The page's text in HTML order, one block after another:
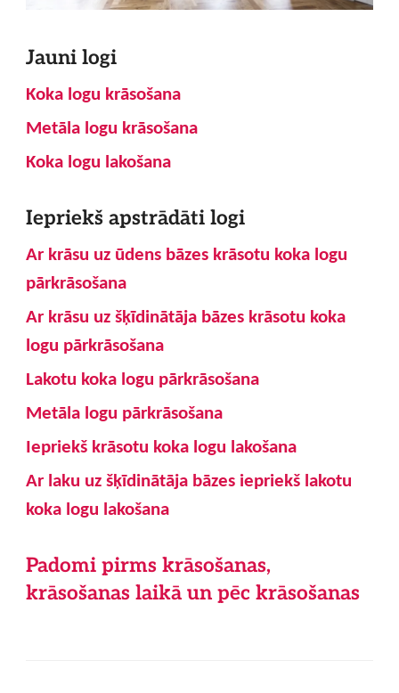
Jauni logi
Koka logu krāsošana
Metāla logu krāsošana
Koka logu lakošana
Iepriekš apstrādāti logi
Ar krāsu uz ūdens bāzes krāsotu koka logu
pārkrāsošana
Ar krāsu uz šķīdinātāja bāzes krāsotu koka
logu pārkrāsošana
Lakotu koka logu pārkrāsošana
Metāla logu pārkrāsošana
Iepriekš krāsotu koka logu lakošana
Ar laku uz šķīdinātāja bāzes iepriekš lakotu
koka logu lakošana
Padomi pirms krāsošanas,
krāsošanas laikā un pēc krāsošanas